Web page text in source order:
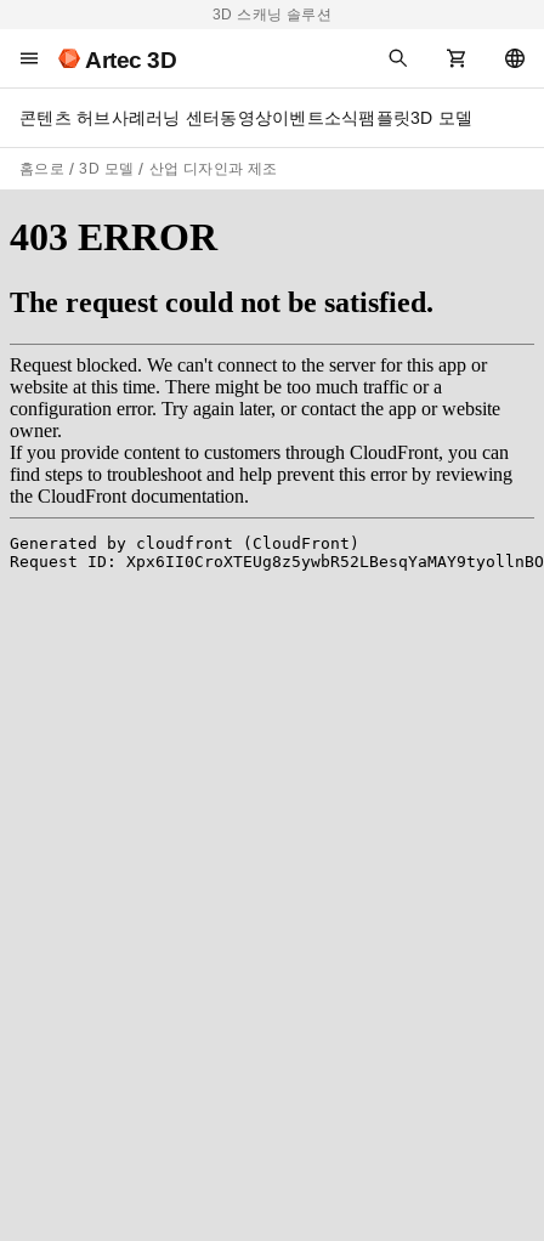
3D 스캐닝 솔루션
Artec 3D
콘텐츠 허브사례러닝 센터동영상이벤트소식팸플릿3D 모델
홈으로 3D 모델 산업 디자인과 제조